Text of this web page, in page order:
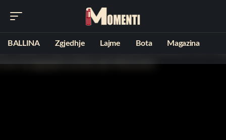
BALLINA Zgjedhje Lajme Bota Magazina